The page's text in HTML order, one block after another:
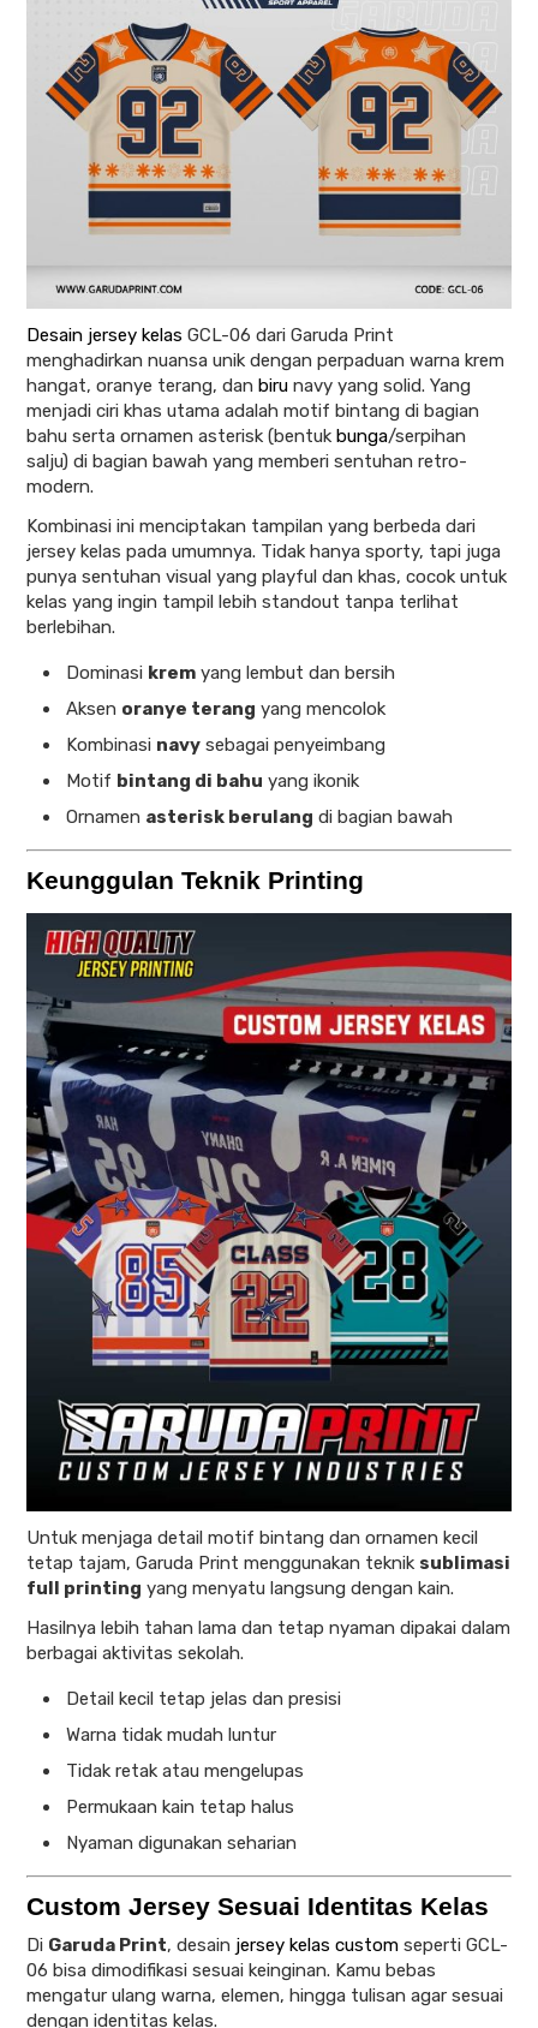
Desain jersey kelas GCL-06 dari Garuda Print
menghadirkan nuansa unik dengan perpaduan warna krem
hangat, oranye terang, dan biru navy yang solid. Yang
menjadi ciri khas utama adalah motif bintang di bagian
bahu serta ornamen asterisk (bentuk bunga/serpihan
salju) di bagian bawah yang memberi sentuhan retro-
modern.
Kombinasi ini menciptakan tampilan yang berbeda dari
jersey kelas pada umumnya. Tidak hanya sporty, tapi juga
punya sentuhan visual yang playful dan khas, cocok untuk
kelas yang ingin tampil lebih standout tanpa terlihat
berlebihan.
Dominasi krem yang lembut dan bersih
Aksen oranye terang yang mencolok
Kombinasi navy sebagai penyeimbang
Motif bintang di bahu yang ikonik
Ornamen asterisk berulang di bagian bawah
Keunggulan Teknik Printing
Untuk menjaga detail motif bintang dan ornamen kecil
tetap tajam, Garuda Print menggunakan teknik sublimasi
full printing yang menyatu langsung dengan kain.
Hasilnya lebih tahan lama dan tetap nyaman dipakai dalam
berbagai aktivitas sekolah.
Detail kecil tetap jelas dan presisi
Warna tidak mudah luntur
Tidak retak atau mengelupas
Permukaan kain tetap halus
Nyaman digunakan seharian
Custom Jersey Sesuai Identitas Kelas
Di Garuda Print, desain jersey kelas custom seperti GCL-
06 bisa dimodifikasi sesuai keinginan. Kamu bebas
mengatur ulang warna, elemen, hingga tulisan agar sesuai
dengan identitas kelas.